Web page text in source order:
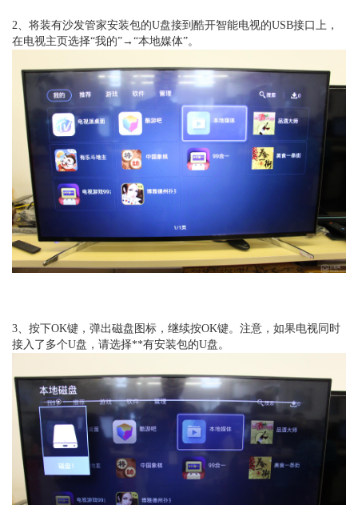
2、将装有沙发管家安装包的U盘接到酷开智能电视的USB接口上，
在电视主页选择“我的”→“本地媒体”。
3、按下OK键，弹出磁盘图标，继续按OK键。注意，如果电视同时
接入了多个U盘，请选择**有安装包的U盘。